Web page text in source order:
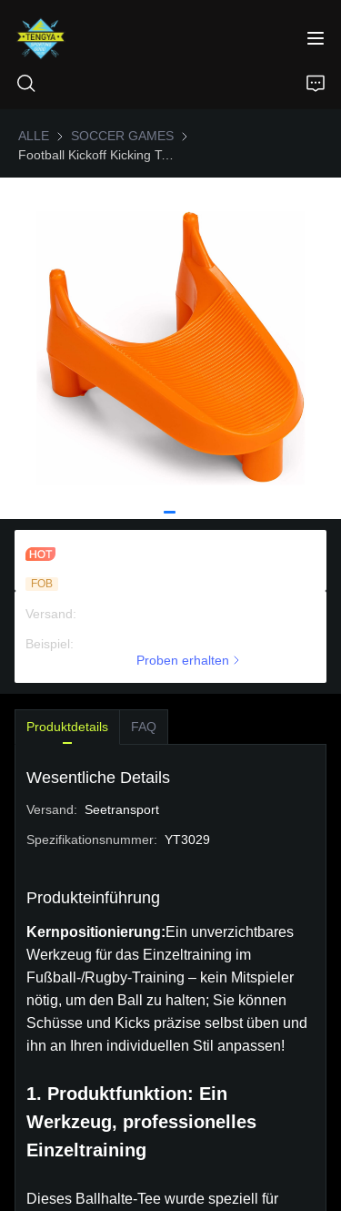
ALLE SOCCER GAMES SOCCER GAMES
Football Kickoff Kicking Tee
FOB
Versand:
Beispiel:
Proben erhalten
Produktdetails FAQ
Wesentliche Details
Versand: Seetransport
Spezifikationsnummer: YT3029
Produkteinführung
Kernpositionierung:Ein unverzichtbares
Werkzeug für das Einzeltraining im
Fußball-/Rugby-Training – kein Mitspieler
nötig, um den Ball zu halten; Sie können
Schüsse und Kicks präzise selbst üben und
ihn an Ihren individuellen Stil anpassen!
1. Produktfunktion: Ein
Werkzeug, professionelles
Einzeltraining
Dieses Ballhalte-Tee wurde speziell für
STARTSEITE
NACHRICHTEN
KONTAKT